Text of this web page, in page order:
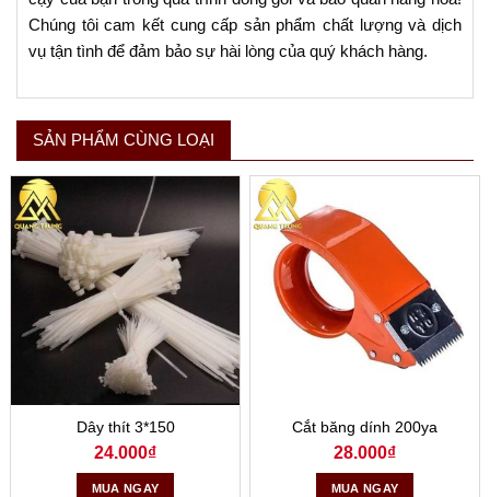
Chúng tôi cam kết cung cấp sản phẩm chất lượng và dịch
vụ tận tình để đảm bảo sự hài lòng của quý khách hàng.
SẢN PHẨM CÙNG LOẠI
Dây thít 3*150
24.000₫
MUA NGAY
Cắt băng dính 200ya
28.000₫
MUA NGAY